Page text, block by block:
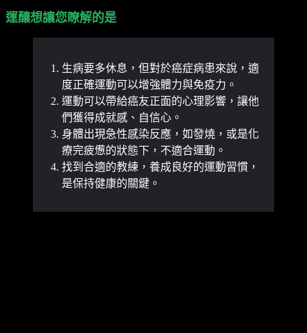
運釀想讓您瞭解的是
生病要多休息，但對於癌症病患來說，適
度正確運動可以增強體力與免疫力。
運動可以帶給癌友正面的心理影響，讓他
們獲得成就感、自信心。
身體出現急性感染反應，如發燒，或是化
療完疲憊的狀態下，不適合運動。
找到合適的教練，養成良好的運動習慣，
是保持健康的關鍵。